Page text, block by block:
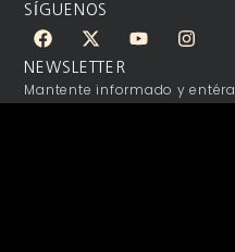
SÍGUENOS
NEWSLETTER
Mantente informado y